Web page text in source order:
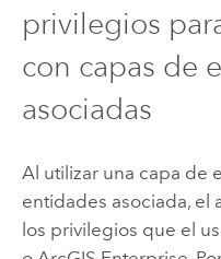
privilegios
con capas de
asociadas
Al utilizar una capa de
entidades asociada, el
los privilegios que el